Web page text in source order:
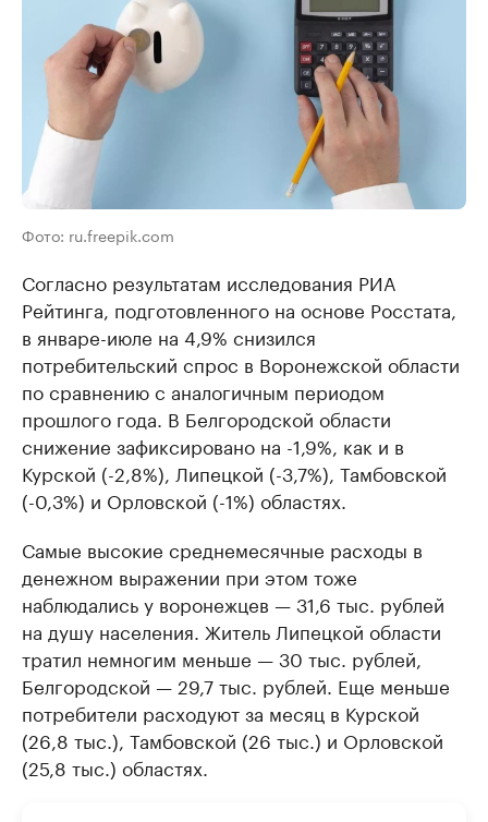
Фото: ru.freepik.com
Согласно результатам исследования РИА
Рейтинга, подготовленного на основе Росстата,
в январе-июле на 4,9% снизился
потребительский спрос в Воронежской области
по сравнению с аналогичным периодом
прошлого года. В Белгородской области
снижение зафиксировано на -1,9%, как и в
Курской (-2,8%), Липецкой (-3,7%), Тамбовской
(-0,3%) и Орловской (-1%) областях.
Самые высокие среднемесячные расходы в
денежном выражении при этом тоже
наблюдались у воронежцев — 31,6 тыс. рублей
на душу населения. Житель Липецкой области
тратил немногим меньше — 30 тыс. рублей,
Белгородской — 29,7 тыс. рублей. Еще меньше
потребители расходуют за месяц в Курской
(26,8 тыс.), Тамбовской (26 тыс.) и Орловской
(25,8 тыс.) областях.